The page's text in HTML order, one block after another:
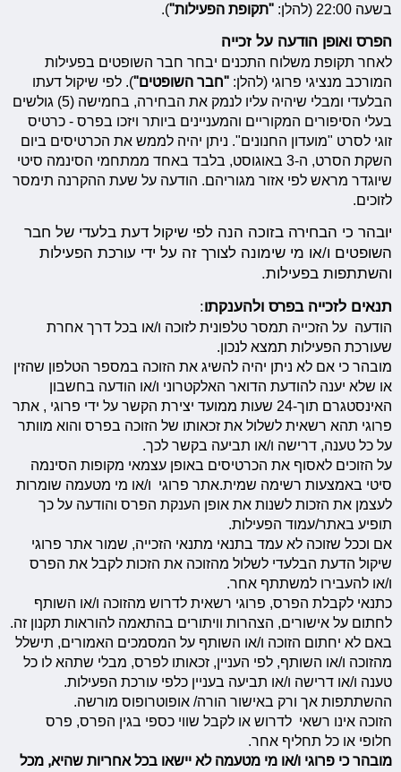
בשעה 22:00 (להלן:
"תקופת הפעילות").
הפרס ואופן הודעה על זכייה
לאחר תקופת משלוח התכנים יבחר חבר השופטים בפעילות
המורכב מנציגי פרוגי (להלן:"חבר השופטים"). לפי שיקול דעתו
הבלעדי ומבלי שיהיה עליו לנמק את הבחירה, בחמישה (5) גולשים
בעלי הסיפורים המקוריים והמעניינים ביותר ויזכו בפרס - כרטיס
זוגי לסרט "מועדון החנונים". ניתן יהיה לממש את הכרטיסים ביום
השקת הסרט, ה-3 באוגוסט, בלבד באחד ממתחמי הסינמה סיטי
שיוגדר מראש לפי אזור מגוריהם. הודעה על שעת ההקרנה תימסר
לזוכים.
יובהר כי הבחירה בזוכה הנה לפי שיקול דעת בלעדי של חבר
השופטים ו/או מי שימונה לצורך זה על ידי עורכת הפעילות
והשתתפות בפעילות.
תנאים לזכייה בפרס ולהענקתו:
הודעה על הזכייה תמסר טלפונית לזוכה ו/או בכל דרך אחרת
שעורכת הפעילות תמצא לנכון.
מובהר כי אם לא ניתן יהיה להשיג את הזוכה במספר הטלפון שהזין
או שלא יענה להודעת הדואר האלקטרוני ו/או הודעה בחשבון
האינסטגרם תוך-24 שעות ממועד יצירת הקשר על ידי פרוגי , אתר
פרוגי תהא רשאית לשלול את זכאותו של הזוכה בפרס והוא מוותר
על כל טענה, דרישה ו/או תביעה בקשר לכך.
על הזוכים לאסוף את הכרטיסים באופן עצמאי מקופות הסינמה
סיטי באמצעות רשימה שמית.אתר פרוגי ו/או מי מטעמה שומרות
לעצמן את הזכות לשנות את אופן הענקת הפרס והודעה על כך
תופיע באתר/עמוד הפעילות.
אם וככל שזוכה לא עמד בתנאי מתנאי הזכייה, שמור אתר פרוגי
שיקול הדעת הבלעדי לשלול מהזוכה את הזכות לקבל את הפרס
ו/או להעבירו למשתתף אחר.
כתנאי לקבלת הפרס, פרוגי רשאית לדרוש מהזוכה ו/או השותף
לחתום על אישורים, הצהרות וויתורים בהתאמה להוראות תקנון זה.
באם לא יחתום הזוכה ו/או השותף על המסמכים האמורים, תישלל
מהזוכה ו/או השותף, לפי העניין, זכאותו לפרס, מבלי שתהא לו כל
טענה ו/או דרישה ו/או תביעה בעניין כלפי עורכת הפעילות.
ההשתתפות אך ורק באישור הורה/ אופוטרופוס מורשה.
הזוכה אינו רשאי לדרוש או לקבל שווי כספי בגין הפרס, פרס
חלופי או כל תחליף אחר.
מובהר כי פרוגי ו/או מי מטעמה לא יישאו בכל אחריות שהיא, מכל